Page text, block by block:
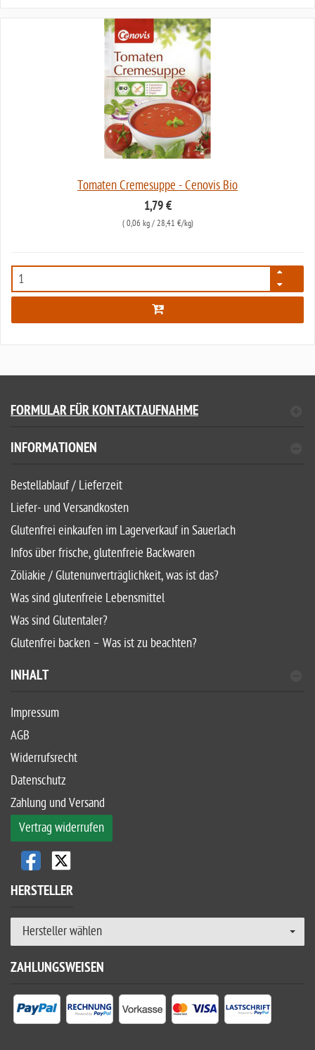
Tomaten Cremesuppe - Cenovis Bio
1,79 €
( 0,06 kg/ 28,41 €/kg)
5975
FORMULAR FÜR KONTAKTAUFNAHME
INFORMATIONEN
Bestellablauf / Lieferzeit
Liefer- und Versandkosten
Glutenfrei einkaufen im Lagerverkauf in Sauerlach
Infos über frische, glutenfreie Backwaren
Zöliakie / Glutenunverträglichkeit, was ist das?
Was sind glutenfreie Lebensmittel
Was sind Glutentaler?
Glutenfrei backen – Was ist zu beachten?
INHALT
Impressum
AGB
Widerrufsrecht
Datenschutz
Zahlung und Versand
Vertrag widerrufen
HERSTELLER
Hersteller wählen
ZAHLUNGSWEISEN